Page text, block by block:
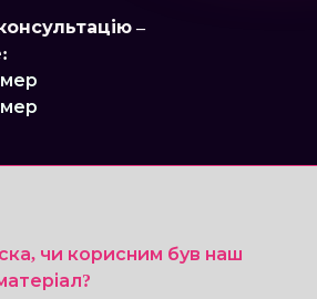
–
чи корисним був наш